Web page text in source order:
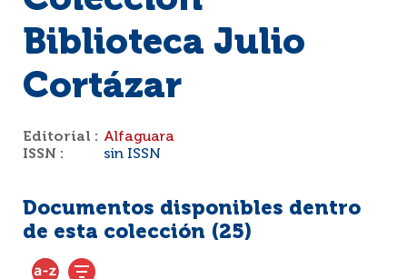
Biblioteca Julio
Cortázar
Editorial : Alfaguara
ISSN :
sin ISSN
Documentos disponibles dentro
de esta colección (25)